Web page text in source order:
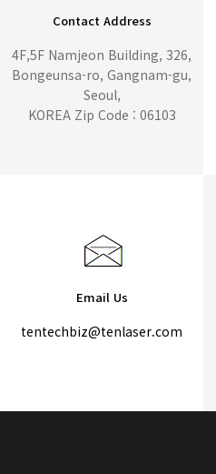
Contact Address
4F,5F Namjeon Building, 326,
Bongeunsa-ro, Gangnam-gu,
Seoul,
KOREA Zip Code : 06103
Email Us
tentechbiz@tenlaser.com